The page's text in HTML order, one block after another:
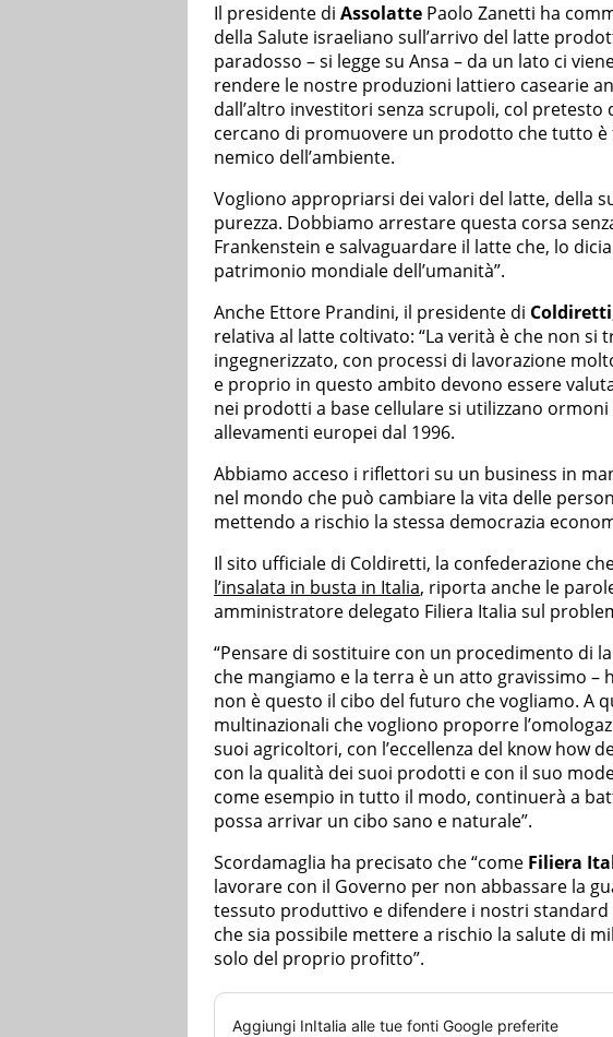
Il presidente di Assolatte Paolo Zanetti ha
della Salute israeliano sull’arrivo del latte
paradosso – si legge su Ansa – da un lato ci
rendere le nostre produzioni lattiero casearie
dall’altro investitori senza scrupoli, col pretesto
cercano di promuovere un prodotto che tutto
nemico dell’ambiente.
Vogliono appropriarsi dei valori del latte, della
purezza. Dobbiamo arrestare questa corsa
Frankenstein e salvaguardare il latte che, lo
patrimonio mondiale dell’umanità”.
Anche Ettore Prandini, il presidente di Coldiretti
relativa al latte coltivato: “La verità è che non
ingegnerizzato, con processi di lavorazione
e proprio in questo ambito devono essere
nei prodotti a base cellulare si utilizzano
allevamenti europei dal 1996.
Abbiamo acceso i riflettori su un business in
nel mondo che può cambiare la vita delle
mettendo a rischio la stessa democrazia
Il sito ufficiale di Coldiretti, la confederazione
l’insalata in busta in Italia, riporta anche le
amministratore delegato Filiera Italia sul
“Pensare di sostituire con un procedimento di
che mangiamo e la terra è un atto gravissimo –
non è questo il cibo del futuro che vogliamo. A
multinazionali che vogliono proporre
suoi agricoltori, con l’eccellenza del know how
con la qualità dei suoi prodotti e con il suo
come esempio in tutto il modo, continuerà a
possa arrivar un cibo sano e naturale”.
Scordamaglia ha precisato che “come Filiera
lavorare con il Governo per non abbassare la
tessuto produttivo e difendere i nostri standard
che sia possibile mettere a rischio la salute di
solo del proprio profitto”.
Aggiungi InItalia alle tue fonti Google preferite